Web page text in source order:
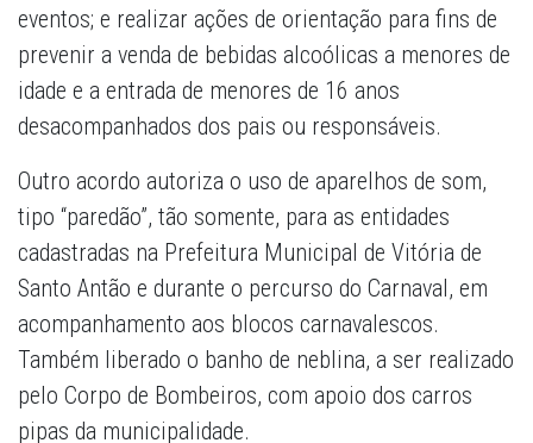
eventos; e realizar ações de orientação para fins de
prevenir a venda de bebidas alcoólicas a menores de
idade e a entrada de menores de 16 anos
desacompanhados dos pais ou responsáveis.
Outro acordo autoriza o uso de aparelhos de som,
tipo “paredão”, tão somente, para as entidades
cadastradas na Prefeitura Municipal de Vitória de
Santo Antão e durante o percurso do Carnaval, em
acompanhamento aos blocos carnavalescos.
Também liberado o banho de neblina, a ser realizado
pelo Corpo de Bombeiros, com apoio dos carros
pipas da municipalidade.